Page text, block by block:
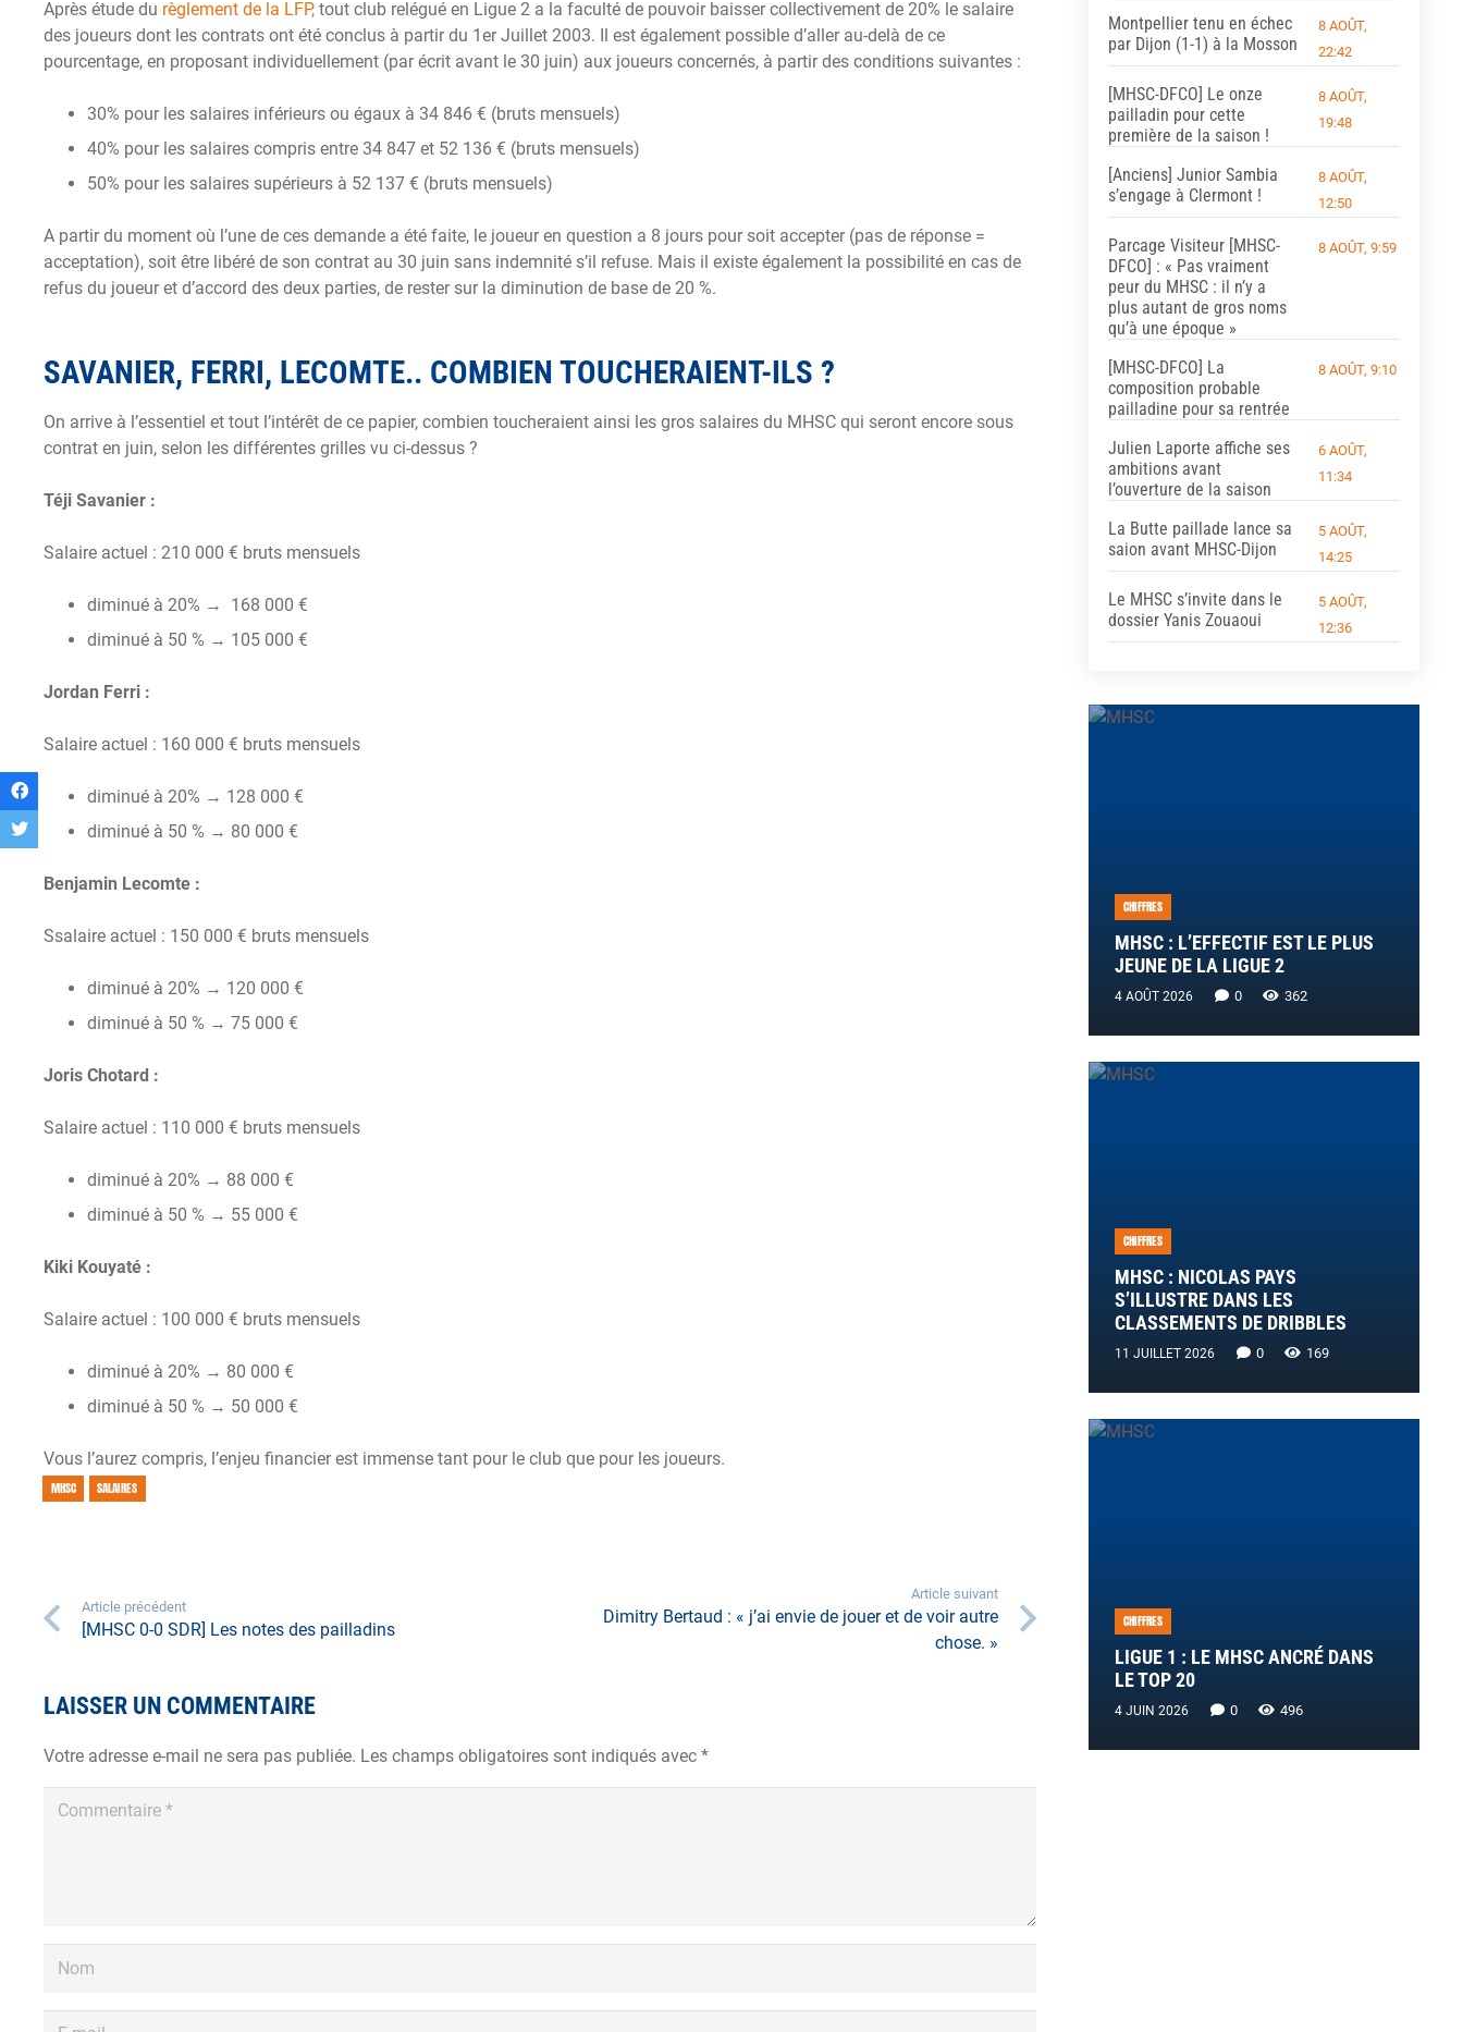
Après étude du règlement de la LFP, tout club relégué en Ligue 2 a la faculté de pouvoir baisser collectivement de 20% le salaire
des joueurs dont les contrats ont été conclus à partir du 1er Juillet 2003. Il est également possible d’aller au-delà de ce
pourcentage, en proposant individuellement (par écrit avant le 30 juin) aux joueurs concernés, à partir des conditions suivantes :
30% pour les salaires inférieurs ou égaux à 34 846 € (bruts mensuels)
40% pour les salaires compris entre 34 847 et 52 136 € (bruts mensuels)
50% pour les salaires supérieurs à 52 137 € (bruts mensuels)
A partir du moment où l’une de ces demande a été faite, le joueur en question a 8 jours pour soit accepter (pas de réponse =
acceptation), soit être libéré de son contrat au 30 juin sans indemnité s’il refuse. Mais il existe également la possibilité en cas de
refus du joueur et d’accord des deux parties, de rester sur la diminution de base de 20 %.
SAVANIER, FERRI, LECOMTE.. COMBIEN TOUCHERAIENT-ILS ?
On arrive à l’essentiel et tout l’intérêt de ce papier, combien toucheraient ainsi les gros salaires du MHSC qui seront encore sous
contrat en juin, selon les différentes grilles vu ci-dessus ?
Téji Savanier :
Salaire actuel : 210 000 € bruts mensuels
diminué à 20% → 168 000 €
diminué à 50 % → 105 000 €
Jordan Ferri :
Salaire actuel : 160 000 € bruts mensuels
diminué à 20% → 128 000 €
diminué à 50 % → 80 000 €
Benjamin Lecomte :
Ssalaire actuel : 150 000 € bruts mensuels
diminué à 20% → 120 000 €
diminué à 50 % → 75 000 €
Joris Chotard :
Salaire actuel : 110 000 € bruts mensuels
diminué à 20% → 88 000 €
diminué à 50 % → 55 000 €
Kiki Kouyaté :
Salaire actuel : 100 000 € bruts mensuels
diminué à 20% → 80 000 €
diminué à 50 % → 50 000 €
Vous l’aurez compris, l’enjeu financier est immense tant pour le club que pour les joueurs.
MHSC SALAIRES
Article précédent
[MHSC 0-0 SDR] Les notes des pailladins
Article suivant
Dimitry Bertaud : « j’ai envie de jouer et de voir autre
chose. »
LAISSER UN COMMENTAIRE
Votre adresse e-mail ne sera pas publiée. Les champs obligatoires sont indiqués avec *
Montpellier tenu en échec
par Dijon (1-1) à la Mosson
8 AOÛT,
22:42
[MHSC-DFCO] Le onze
pailladin pour cette
première de la saison !
8 AOÛT,
19:48
[Anciens] Junior Sambia
s’engage à Clermont !
8 AOÛT,
12:50
Parcage Visiteur [MHSC-
DFCO] : « Pas vraiment
peur du MHSC : il n’y a
plus autant de gros noms
qu’à une époque »
8 AOÛT, 9:59
[MHSC-DFCO] La
composition probable
pailladine pour sa rentrée
8 AOÛT, 9:10
Julien Laporte affiche ses
ambitions avant
l’ouverture de la saison
6 AOÛT,
11:34
La Butte paillade lance sa
saion avant MHSC-Dijon
5 AOÛT,
14:25
Le MHSC s’invite dans le
dossier Yanis Zouaoui
5 AOÛT,
12:36
CHIFFRES
MHSC : L’EFFECTIF EST LE PLUS
JEUNE DE LA LIGUE 2
4 AOÛT 2026 0 362
CHIFFRES
MHSC : NICOLAS PAYS
S’ILLUSTRE DANS LES
CLASSEMENTS DE DRIBBLES
11 JUILLET 2026 0 169
CHIFFRES
LIGUE 1 : LE MHSC ANCRÉ DANS
LE TOP 20
4 JUIN 2026 0 496